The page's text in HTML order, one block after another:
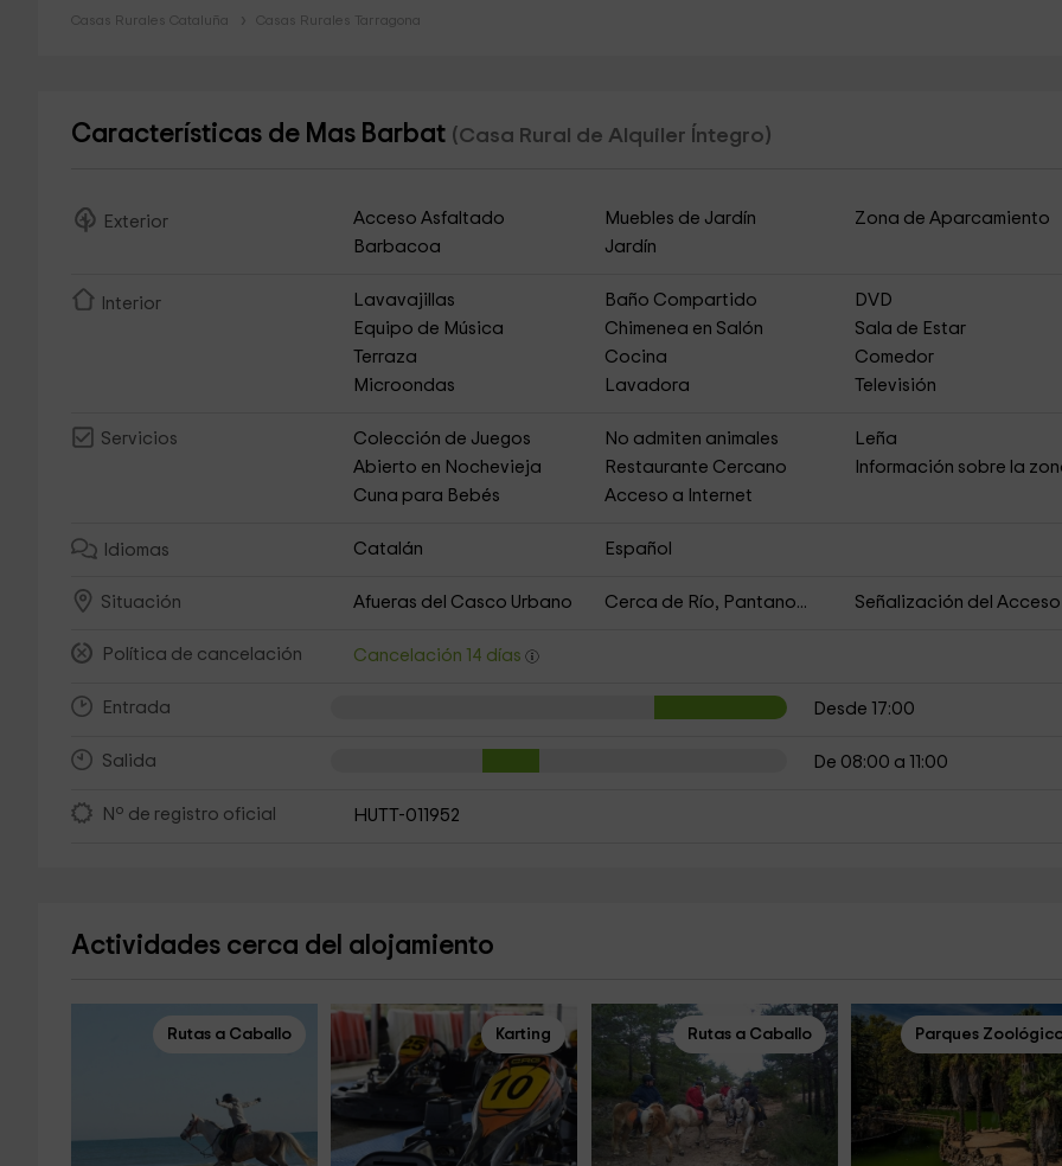
Casas Rurales Cataluña Casas Rurales Tarragona
Características de Mas Barbat (Casa Rural de Alquiler Íntegro)
Exterior Acceso Asfaltado Muebles de Jardín
Zona de Aparcamiento
Barbacoa
Jardín
Interior Lavavajillas Baño Compartido
DVD
Equipo de Música
Chimenea en Salón
Sala de Estar
Terraza
Cocina
Comedor
Microondas
Lavadora Televisión
Servicios Colección de Juegos No admiten animales
Leña
Abierto en Nochevieja
Restaurante Cercano
Información sobre la
Cuna para Bebés
Acceso a Internet
Idiomas Catalán Español
Situación Afueras del Casco Urbano Cerca de Río, Pantano... Señalización del Acceso
Política de cancelación Cancelación 14 días
Entrada Desde 17:00
Salida De 08:00 a 11:00
Nº de registro oficial HUTT-011952
Actividades cerca del alojamiento
Rutas a Caballo Karting Rutas a Caballo Parques